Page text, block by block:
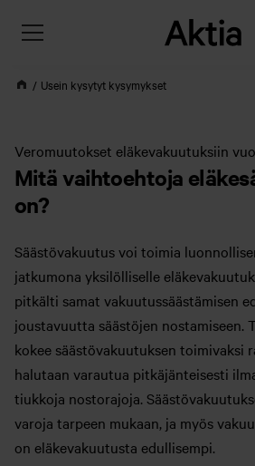
Usein kysytyt kysymykset
Veromuutokset eläkevakuutuksiin
Mitä vaihtoehtoja
on?
Säästövakuutus voi toimia
jatkumona yksilölliselle
pitkälti samat vakuutussäästämisen
joustavuutta säästöjen nostamiseen.
kokee säästövakuutuksen toimivaksi
halutaan varautua pitkäjänteisesti
tiukkoja nostorajoja.
varoja tarpeen mukaan, ja myös
on eläkevakuutusta edullisempi.